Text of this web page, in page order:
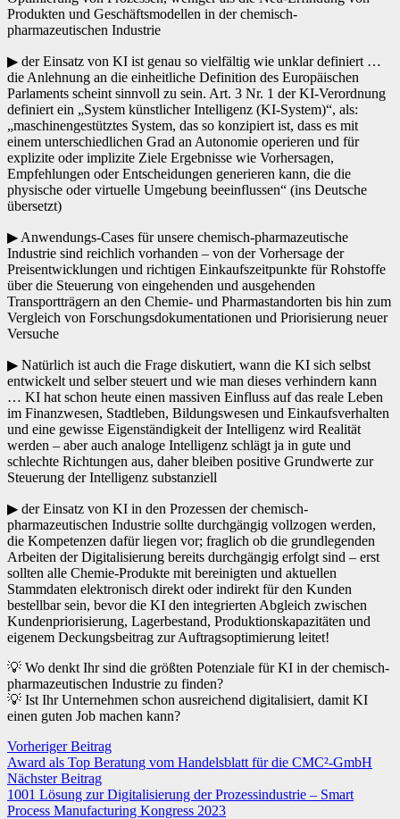
Produkten und Geschäftsmodellen in der chemisch-
pharmazeutischen Industrie
▶ der Einsatz von KI ist genau so vielfältig wie unklar definiert …
die Anlehnung an die einheitliche Definition des Europäischen
Parlaments scheint sinnvoll zu sein. Art. 3 Nr. 1 der KI-Verordnung
definiert ein „System künstlicher Intelligenz (KI-System)“, als:
„maschinengestütztes System, das so konzipiert ist, dass es mit
einem unterschiedlichen Grad an Autonomie operieren und für
explizite oder implizite Ziele Ergebnisse wie Vorhersagen,
Empfehlungen oder Entscheidungen generieren kann, die die
physische oder virtuelle Umgebung beeinflussen“ (ins Deutsche
übersetzt)
▶ Anwendungs-Cases für unsere chemisch-pharmazeutische
Industrie sind reichlich vorhanden – von der Vorhersage der
Preisentwicklungen und richtigen Einkaufszeitpunkte für Rohstoffe
über die Steuerung von eingehenden und ausgehenden
Transportträgern an den Chemie- und Pharmastandorten bis hin zum
Vergleich von Forschungsdokumentationen und Priorisierung neuer
Versuche
▶ Natürlich ist auch die Frage diskutiert, wann die KI sich selbst
entwickelt und selber steuert und wie man dieses verhindern kann
… KI hat schon heute einen massiven Einfluss auf das reale Leben
im Finanzwesen, Stadtleben, Bildungswesen und Einkaufsverhalten
und eine gewisse Eigenständigkeit der Intelligenz wird Realität
werden – aber auch analoge Intelligenz schlägt ja in gute und
schlechte Richtungen aus, daher bleiben positive Grundwerte zur
Steuerung der Intelligenz substanziell
▶ der Einsatz von KI in den Prozessen der chemisch-
pharmazeutischen Industrie sollte durchgängig vollzogen werden,
die Kompetenzen dafür liegen vor; fraglich ob die grundlegenden
Arbeiten der Digitalisierung bereits durchgängig erfolgt sind – erst
sollten alle Chemie-Produkte mit bereinigten und aktuellen
Stammdaten elektronisch direkt oder indirekt für den Kunden
bestellbar sein, bevor die KI den integrierten Abgleich zwischen
Kundenpriorisierung, Lagerbestand, Produktionskapazitäten und
eigenem Deckungsbeitrag zur Auftragsoptimierung leitet!
💡 Wo denkt Ihr sind die größten Potenziale für KI in der chemisch-
pharmazeutischen Industrie zu finden?
💡 Ist Ihr Unternehmen schon ausreichend digitalisiert, damit KI
einen guten Job machen kann?
Vorheriger Beitrag
Award als Top Beratung vom Handelsblatt für die CMC²-GmbH
Nächster Beitrag
1001 Lösung zur Digitalisierung der Prozessindustrie – Smart
Process Manufacturing Kongress 2023